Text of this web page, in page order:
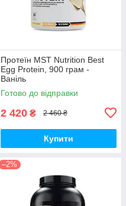
Протеїн MST Nutrition Best
Egg Protein, 900 грам -
Ваніль
Готово до відправки
2 420 ₴ 2 460 ₴
Купити
–2%